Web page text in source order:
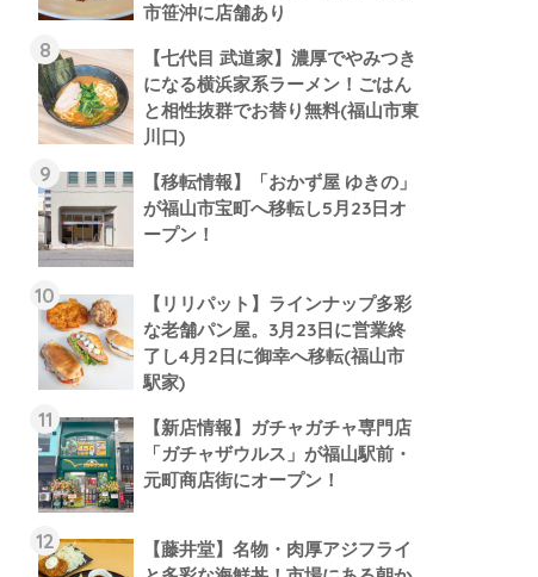
市笹沖に店舗あり
【七代目 武道家】濃厚でやみつき
になる横浜家系ラーメン！ごはん
と相性抜群でお替り無料(福山市東
川口)
【移転情報】「おかず屋 ゆきの」
が福山市宝町へ移転し5月23日オ
ープン！
【リリパット】ラインナップ多彩
な老舗パン屋。3月23日に営業終
了し4月2日に御幸へ移転(福山市
駅家)
【新店情報】ガチャガチャ専門店
「ガチャザウルス」が福山駅前・
元町商店街にオープン！
【藤井堂】名物・肉厚アジフライ